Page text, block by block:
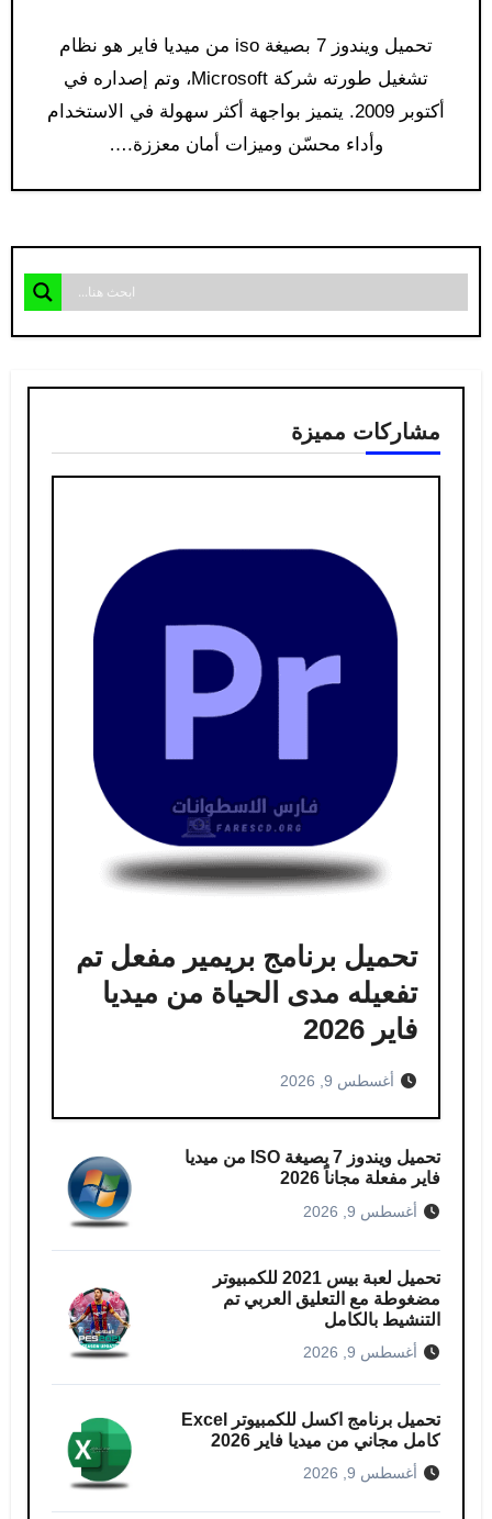
تحميل ويندوز 7 بصيغة iso من ميديا فاير هو نظام
تشغيل طورته شركة Microsoft، وتم إصداره في
أكتوبر 2009. يتميز بواجهة أكثر سهولة في الاستخدام
وأداء محسّن وميزات أمان معززة.…
مشاركات مميزة
تحميل برنامج بريمير مفعل تم
تفعيله مدى الحياة من ميديا ​​
فاير 2026
أغسطس 9, 2026
تحميل ويندوز 7 بصيغة ISO من ميديا
فاير مفعلة مجاناً 2026
أغسطس 9, 2026
تحميل لعبة بيس 2021 للكمبيوتر​
مضغوطة مع التعليق العربي تم
التنشيط بالكامل
أغسطس 9, 2026
تحميل برنامج اكسل للكمبيوتر​ Excel
كامل مجاني من ميديا ​​فاير 2026
أغسطس 9, 2026